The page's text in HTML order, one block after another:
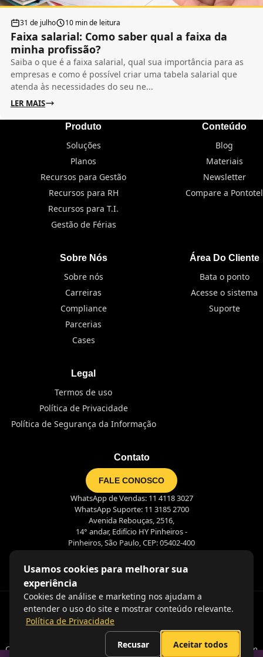
31 de julho 10 min de leitura
Faixa salarial: Como saber qual a faixa da
minha profissão?
Saiba o que é a faixa salarial, qual sua importância para as
empresas e como é possível criar uma tabela salarial que
atenda às necessidades do seu ne...
LER MAIS
Produto
Soluções
Planos
Recursos para Gestão
Recursos para RH
Recursos para T.I.
Gestão de Férias
Conteúdo
Blog
Materiais
Newsletter
Compare a Pontotel
Sobre Nós
Sobre nós
Carreiras
Compliance
Parcerias
Cases
Área Do Cliente
Bata o ponto
Acesse o sistema
Suporte
Legal
Termos de uso
Política de Privacidade
Política de Segurança da Informação
Contato
FALE CONOSCO
WhatsApp de Vendas: 11 4118 3027
WhatsApp Suporte: 11 3185 2700
Avenida Rebouças, 2516,
14° andar, Edifício HY Pinheiros -
Pinheiros, São Paulo, CEP: 05402-400
Coração nas pessoas, olhos no futuro e mãos na massa. É assim
Usamos cookies para melhorar sua
experiência
Cookies de análise e marketing nos ajudam a
entender o uso do site e mostrar conteúdo relevante.
Política de Privacidade
Recusar Aceitar todos